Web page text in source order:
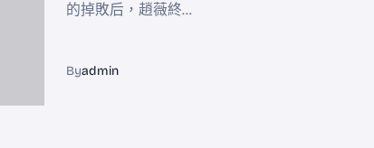
的掉敗后，趙薇終…
Byadmin